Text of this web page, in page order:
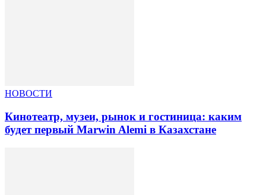
НОВОСТИ
Кинотеатр, музеи, рынок и гостиница: каким
будет первый Marwin Alemi в Казахстане